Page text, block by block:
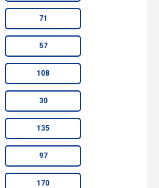
71
57
108
30
135
97
170